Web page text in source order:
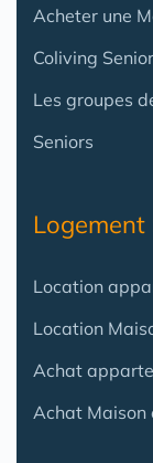
Acheter une
Coliving Senior
Les groupes
Seniors
Logement
Location
Location
Achat
Achat Maison